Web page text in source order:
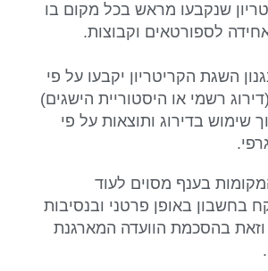
שנקבעו מראש בכל מקום בו
לספורטאים וקבוצות.
השגת הקריטריון יקבעו על פי
רשמי או היסטוריית הישגים)
שימוש בדירוג ותוצאות על פי
בענף מסוים לעוד
בחשבון באופן פרטני ובנסיבות
בהסכמת הוועדה המארגנת